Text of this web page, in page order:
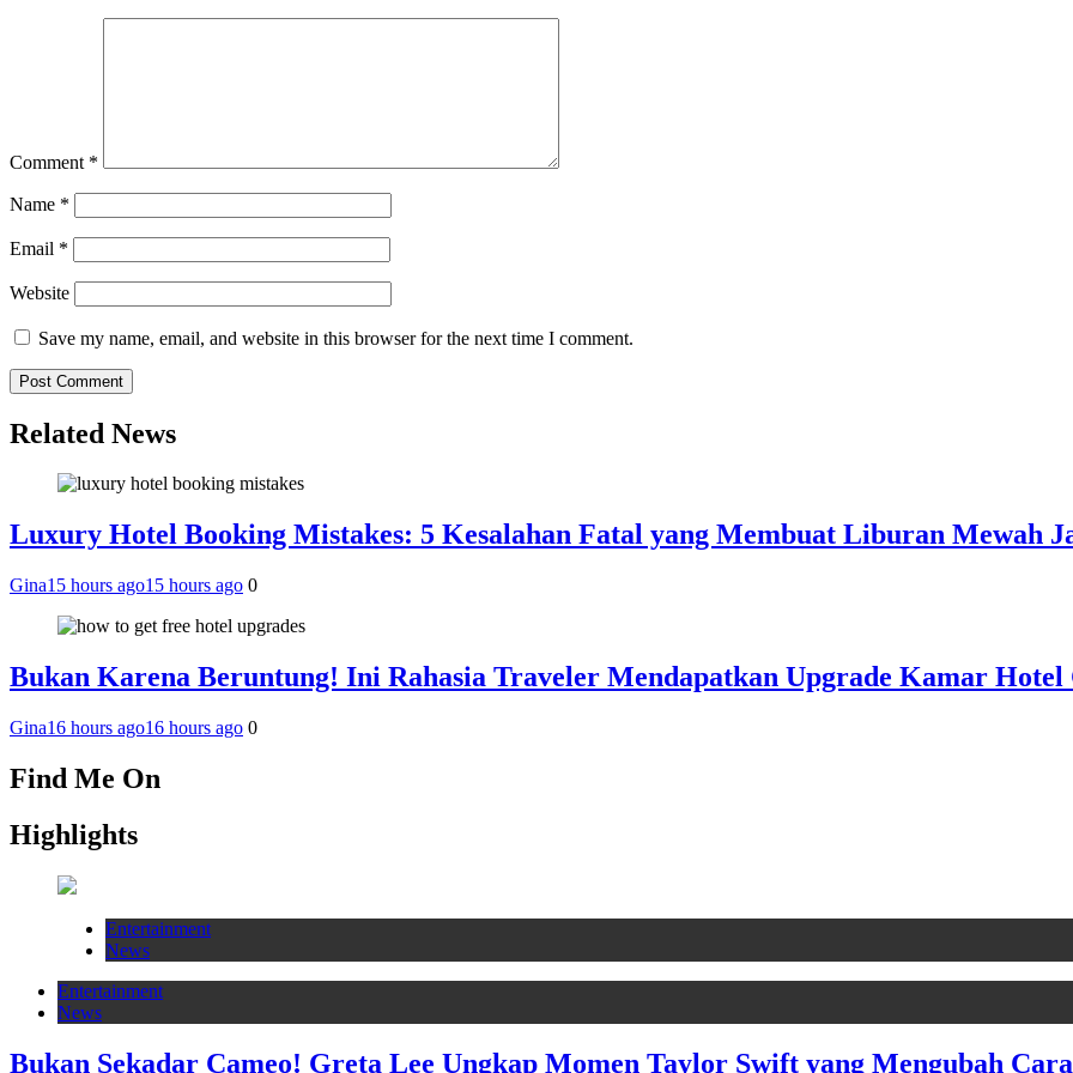
Comment *
Name *
Email *
Website
Save my name, email, and website in this browser for the next time I comment.
Related News
Luxury Hotel Booking Mistakes: 5 Kesalahan Fatal yang Membuat Liburan Mewah
Gina15 hours ago15 hours ago 0
Bukan Karena Beruntung! Ini Rahasia Traveler Mendapatkan Upgrade Kamar
Gina16 hours ago16 hours ago 0
Find Me On
Highlights
Entertainment
News
Entertainment
News
Bukan Sekadar Cameo! Greta Lee Ungkap Momen Taylor Swift yang Mengubah